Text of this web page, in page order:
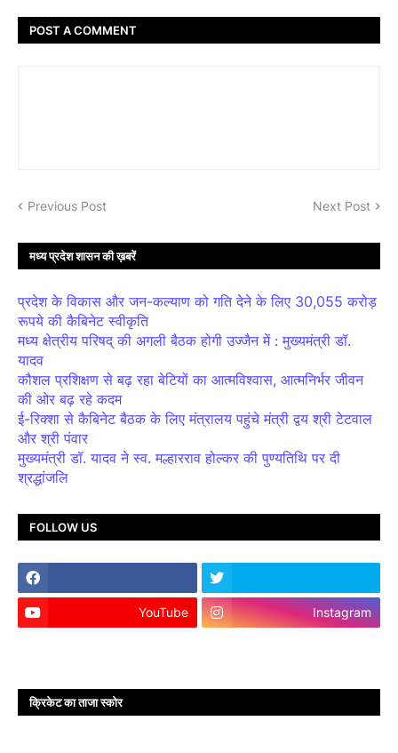
POST A COMMENT
Previous Post Next Post
मध्य प्रदेश शासन की ख़बरें
प्रदेश के विकास और जन-कल्याण को गति देने के लिए 30,055 करोड़
रूपये की कैबिनेट स्वीकृति
मध्य क्षेत्रीय परिषद् की अगली बैठक होगी उज्जैन में : मुख्यमंत्री डॉ.
यादव
कौशल प्रशिक्षण से बढ़ रहा बेटियों का आत्मविश्वास, आत्मनिर्भर जीवन
की ओर बढ़ रहे कदम
ई-रिक्शा से कैबिनेट बैठक के लिए मंत्रालय पहुंचे मंत्री द्वय श्री टेटवाल
और श्री पंवार
मुख्यमंत्री डॉ. यादव ने स्व. मल्हारराव होल्कर की पुण्यतिथि पर दी
श्रद्धांजलि
FOLLOW US
YouTube Instagram
क्रिकेट का ताजा स्कोर